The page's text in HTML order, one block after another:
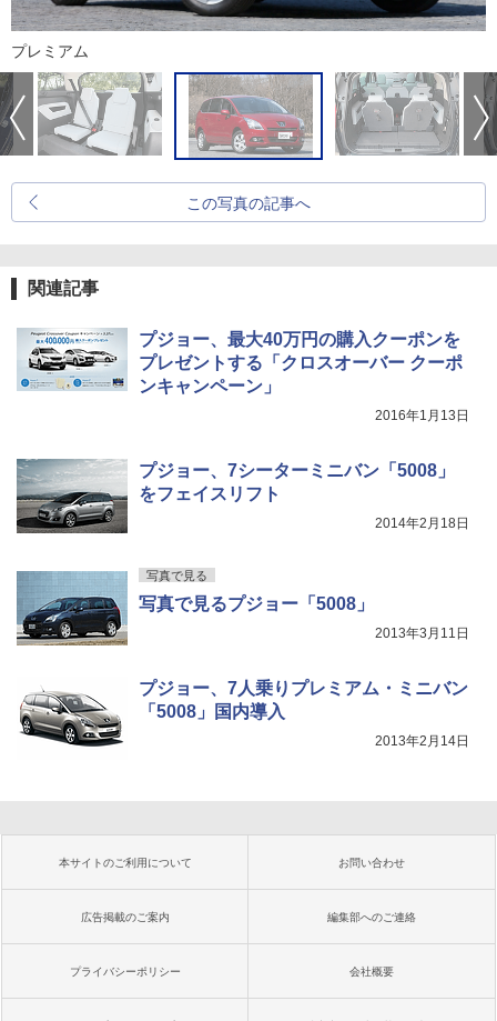
プレミアム
この写真の記事へ
関連記事
プジョー、最大40万円の購入クーポンを
プレゼントする「クロスオーバー クーポ
ンキャンペーン」
2016年1月13日
プジョー、7シーターミニバン「5008」
をフェイスリフト
2014年2月18日
写真で見る
写真で見るプジョー「5008」
2013年3月11日
プジョー、7人乗りプレミアム・ミニバン
「5008」国内導入
2013年2月14日
本サイトのご利用について お問い合わせ
広告掲載のご案内 編集部へのご連絡
プライバシーポリシー 会社概要